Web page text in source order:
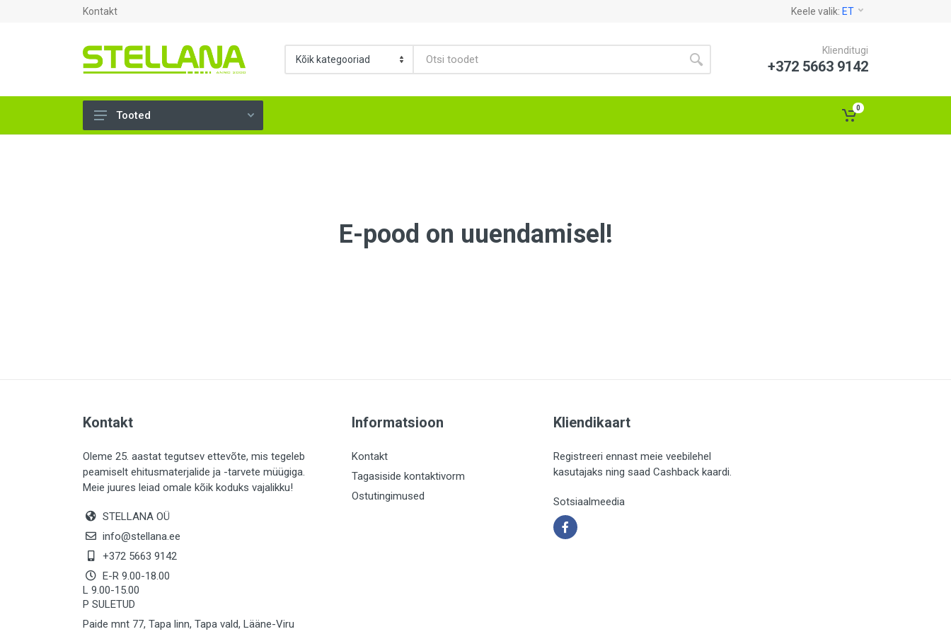
Kontakt Keele valik: ET
Klienditugi
+372 5663 9142
LIISTUD (184)
KIVID (31)
KATTED (134)
MAALRITARBED (1029)
SOOJUSTUS (15)
KEEMIA (221)
TÖÖRIIDED (117)
SAUN (8)
Tooted
0
E-pood on uuendamisel!
Kontakt
Oleme 25. aastat tegutsev ettevõte, mis tegeleb
peamiselt ehitusmaterjalide ja -tarvete müügiga.
Meie juures leiad omale kõik koduks vajalikku!
STELLANA OÜ
info@stellana.ee
+372 5663 9142
E-R 9.00-18.00
L 9.00-15.00
P SULETUD
Paide mnt 77, Tapa linn, Tapa vald, Lääne-Viru
Informatsioon
Kontakt
Tagasiside kontaktivorm
Ostutingimused
Kliendikaart
Registreeri ennast meie veebilehel
kasutajaks ning saad Cashback kaardi.
Sotsiaalmeedia